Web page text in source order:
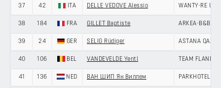
37 42 ITA DELLE VEDOVE Alessio WANTY-RE UZ-
38 184 FRA GILLET Baptiste ARKEA-B&B
39 24 GER SELIG Rüdiger ASTANA
40 106 BEL VANDEVELDE Yentl TEAM
41 136 NED ВАН ШИП Ян Виллем PARKHOTEL